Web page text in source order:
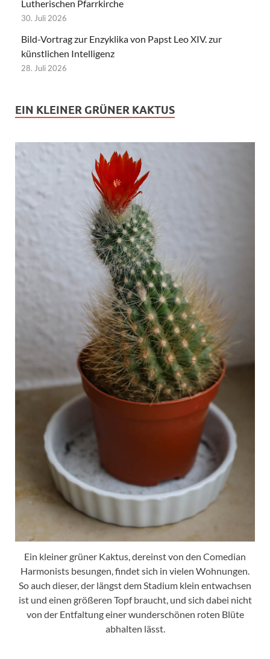
Lutherischen Pfarrkirche
30. Juli 2026
Bild-Vortrag zur Enzyklika von Papst Leo XIV. zur
künstlichen Intelligenz
28. Juli 2026
EIN KLEINER GRÜNER KAKTUS
Ein kleiner grüner Kaktus, dereinst von den Comedian
Harmonists besungen, findet sich in vielen Wohnungen.
So auch dieser, der längst dem Stadium klein entwachsen
ist und einen größeren Topf braucht, und sich dabei nicht
von der Entfaltung einer wunderschönen roten Blüte
abhalten lässt.